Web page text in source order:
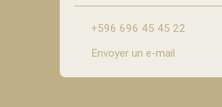
+596 696 45 45 22
Envoyer un e-mail